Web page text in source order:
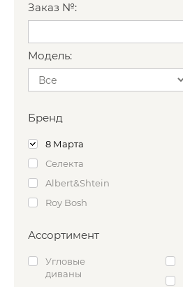
Заказ №:
Модель:
Бренд
8 Марта
Селекта
Albert&Shtein
Roy Bosh
Ассортимент
Угловые
диваны